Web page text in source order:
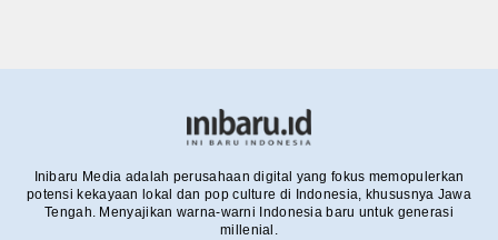
Inibaru Media adalah perusahaan digital yang fokus memopulerkan
potensi kekayaan lokal dan pop culture di Indonesia, khususnya Jawa
Tengah. Menyajikan warna-warni Indonesia baru untuk generasi
millenial.